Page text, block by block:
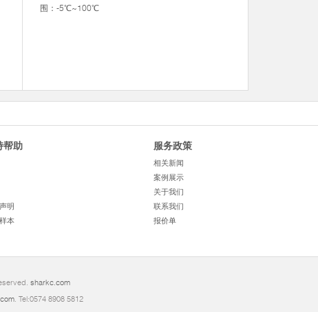
围：-5℃~100℃
帮助
明
本
服务政策
相关新闻
案例展示
关于我们
联系我们
报价单
sharkc.com
. Tel:0574 8908 5812